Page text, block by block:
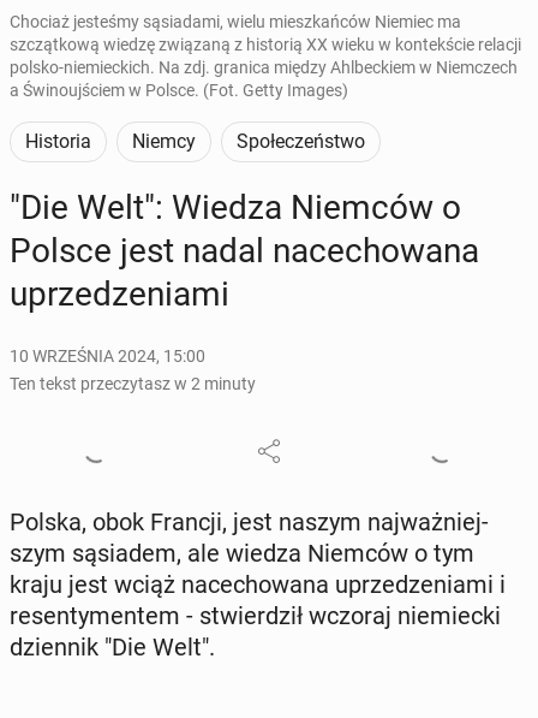
Chociaż jesteśmy sąsiadami, wielu mieszkańców Niemiec ma
szczątkową wiedzę związaną z historią XX wieku w kontekście relacji
polsko-niemieckich. Na zdj. granica między Ahlbeckiem w Niemczech
a Świnoujściem w Polsce. (Fot. Getty Images)
Historia Niemcy Społeczeństwo
"Die Welt": Wiedza Niemców o
Polsce jest nadal na­ce­cho­wa­na
uprze­dze­nia­mi
10 WRZEŚNIA 2024, 15:00
Ten tekst przeczytasz w 2 minuty
Polska, obok Francji, jest naszym naj­waż­niej­
szym są­sia­dem, ale wiedza Niemców o tym
kraju jest wciąż na­ce­cho­wa­na uprze­dze­nia­mi i
re­sen­ty­men­tem - stwier­dził wczoraj nie­miec­ki
dzien­nik "Die Welt".